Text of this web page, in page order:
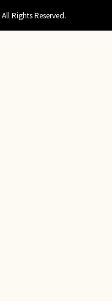
Rights Reserved.